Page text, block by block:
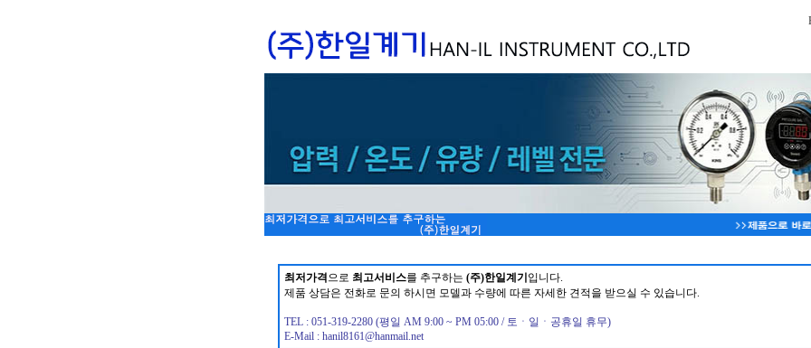
최저가격 으로 최고서비스를 추구하는 (주)한일계기 입니다.
제품 상담은 전화로 문의 하시면 모델과 수량에 따른 자세한 견적을 받으실 수 있습니다.
TEL : 051-319-2280 (평일 AM 9:00 ~ PM 05:00 / 토ㆍ일ㆍ공휴일 휴무)
E-Mail : hanil8161@hanmail.net